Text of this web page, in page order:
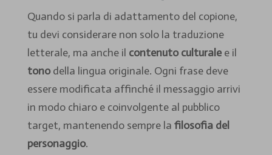
Quando si parla di adattamento del copione,
tu devi considerare non solo la traduzione
letterale, ma anche il contenuto culturalee il
tonodella lingua originale. Ogni frase deve
essere modificata affinché il messaggio arrivi
in modo chiaro e coinvolgente al pubblico
target, mantenendo sempre la filosofia del
personaggio.